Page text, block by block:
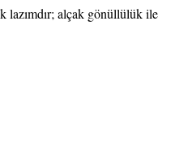
lazımdır; alçak gönüllülük ile